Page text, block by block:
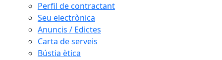
Perfil de contractant
Seu electrònica
Anuncis / Edictes
Carta de serveis
Bústia ètica